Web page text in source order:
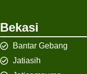
Bekasi
Bantar Gebang
Jatiasih